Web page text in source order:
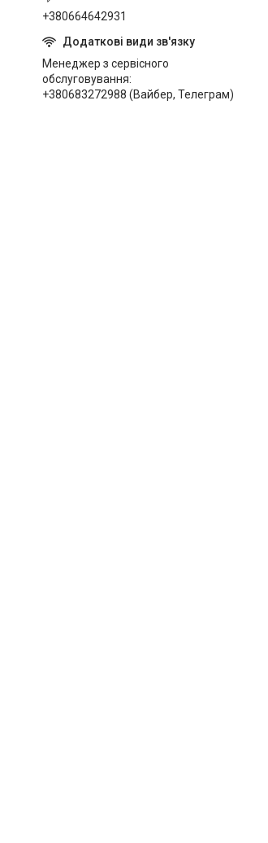
+380664642931
Менеджер з сервісного
обслуговування
+380683272988 (Вайбер, Телеграм)